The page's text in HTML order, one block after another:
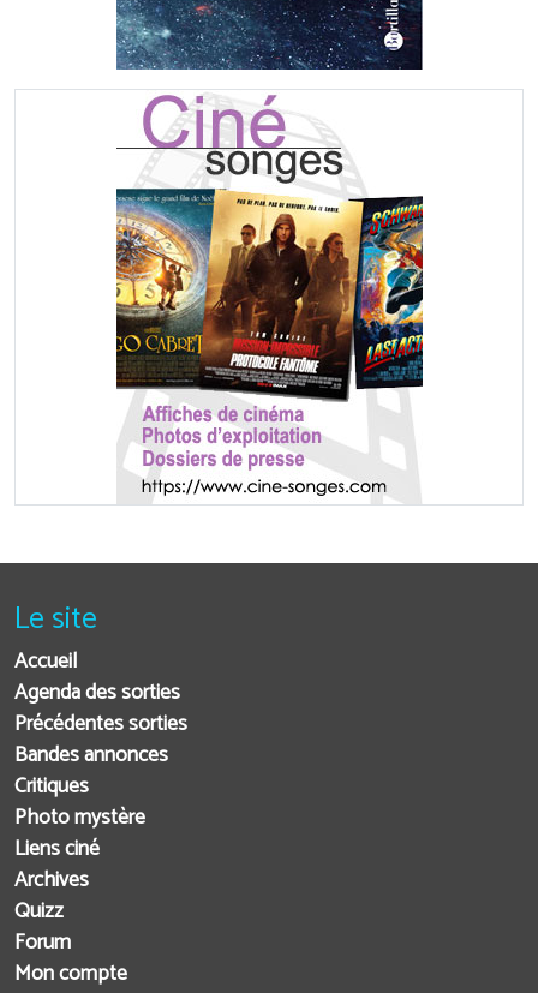
Le site
Accueil
Agenda des sorties
Précédentes sorties
Bandes annonces
Critiques
Photo mystère
Liens ciné
Archives
Quizz
Forum
Mon compte